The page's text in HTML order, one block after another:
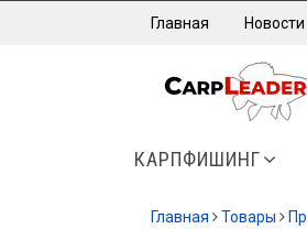
Главная Новости
КАРПФИШИНГ
Главная Товары